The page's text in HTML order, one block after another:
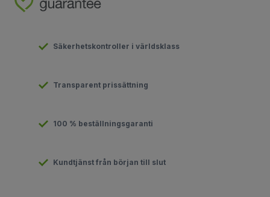
Säkerhetskontroller i världsklass
Transparent prissättning
100 % beställningsgaranti
Kundtjänst från början till slut